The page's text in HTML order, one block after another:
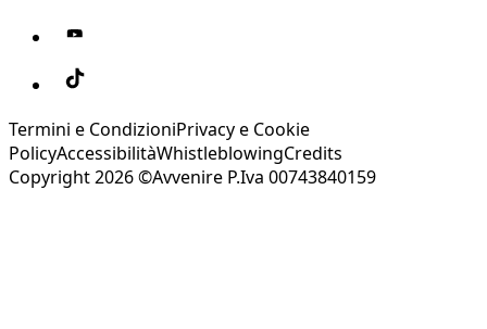
Termini e CondizioniPrivacy e Cookie
PolicyAccessibilitàWhistleblowingCredits
Copyright 2026 ©Avvenire P.Iva 00743840159